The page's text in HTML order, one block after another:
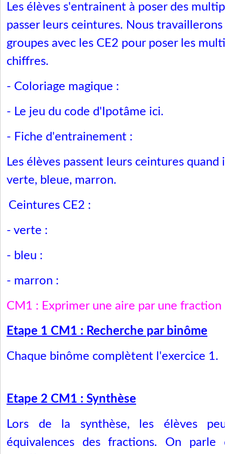
Les élèves s'entrainent à poser des
passer leurs ceintures. Nous
groupes avec les CE2 pour poser les
chiffres.
- Coloriage magique :
- Le jeu du code d'Ipotâme ici.
- Fiche d'entrainement :
Les élèves passent leurs ceintures quand
verte, bleue, marron.
Ceintures CE2 :
- verte :
- bleu :
- marron :
CM1 : Exprimer une aire par une fraction
Etape 1 CM1 : Recherche par binôme
Chaque binôme complètent l'exercice 1.
Etape 2 CM1 : Synthèse
Lors de la synthèse, les élèves
équivalences des fractions. On parle